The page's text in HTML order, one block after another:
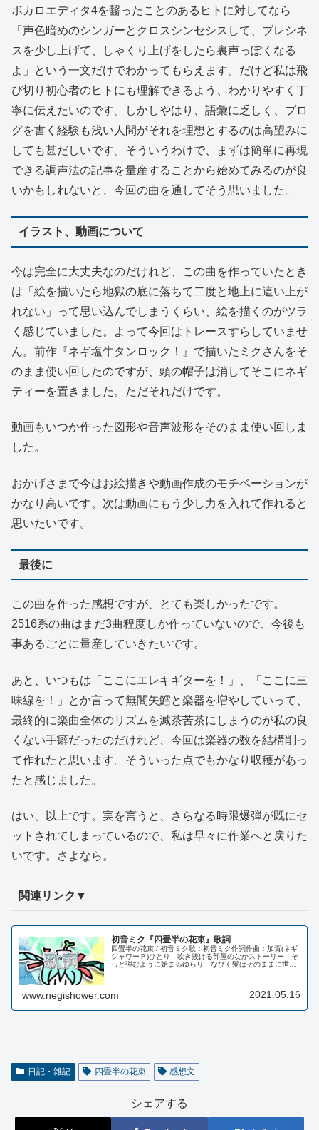
ボカロエディタ4を齧ったことのあるヒトに対してなら
「声色暗めのシンガーとクロスシンセシスして、ブレシネ
スを少し上げて、しゃくり上げをしたら裏声っぽくなる
よ」という一文だけでわかってもらえます。だけど私は飛
び切り初心者のヒトにも理解できるよう、わかりやすく丁
寧に伝えたいのです。しかしやはり、語彙に乏しく、ブロ
グを書く経験も浅い人間がそれを理想とするのは高望みに
しても甚だしいです。そういうわけで、まずは簡単に再現
できる調声法の記事を量産することから始めてみるのが良
いかもしれないと、今回の曲を通してそう思いました。
イラスト、動画について
今は完全に大丈夫なのだけれど、この曲を作っていたとき
は「絵を描いたら地獄の底に落ちて二度と地上に這い上が
れない」って思い込んでしまうくらい、絵を描くのがツラ
く感じていました。よって今回はトレースすらしていませ
ん。前作『ネギ塩牛タンロック！』で描いたミクさんをそ
のまま使い回したのですが、頭の帽子は消してそこにネギ
ティーを置きました。ただそれだけです。
動画もいつか作った図形や音声波形をそのまま使い回しま
した。
おかげさまで今はお絵描きや動画作成のモチベーションが
かなり高いです。次は動画にもう少し力を入れて作れると
思いたいです。
最後に
この曲を作った感想ですが、とても楽しかったです。
2516系の曲はまだ3曲程度しか作っていないので、今後も
事あるごとに量産していきたいです。
あと、いつもは「ここにエレキギターを！」、「ここに三
味線を！」とか言って無闇矢鱈と楽器を増やしていって、
最終的に楽曲全体のリズムを滅茶苦茶にしまうのが私の良
くない手癖だったのだけれど、今回は楽器の数を結構削っ
て作れたと思います。そういった点でもかなり収穫があっ
たと感じました。
はい、以上です。実を言うと、さらなる時限爆弾が既にセ
ットされてしまっているので、私は早々に作業へと戻りた
いです。さよなら。
関連リンク▼
初音ミク『四畳半の花束』歌詞
四畳半の花束 / 初音ミク歌：初音ミク作詞作曲：加賀(ネギ
シャワーＰ)ひとり 吹き抜ける部屋のなかストーリー そ
っと弾むように始まるゆらり なびく髪はそのままに世界
www.negishower.com 2021.05.16
日記・雑記 四畳半の花束 感想文
シェアする